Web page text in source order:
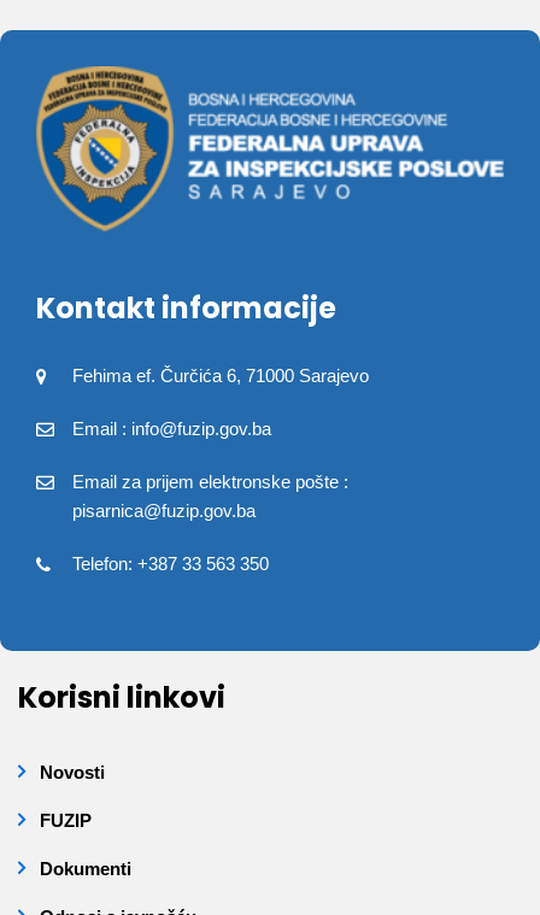
Kontakt informacije
Fehima ef. Čurčića 6, 71000 Sarajevo
Email : info@fuzip.gov.ba
Email za prijem elektronske pošte :
pisarnica@fuzip.gov.ba
Telefon: +387 33 563 350
Korisni linkovi
Novosti
FUZIP
Dokumenti